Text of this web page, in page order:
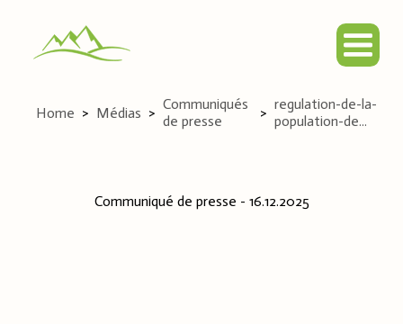
Home > Médias > Communiqués
de presse
> regulation-de-la-
population-de...
Communiqué de presse - 16.12.2025